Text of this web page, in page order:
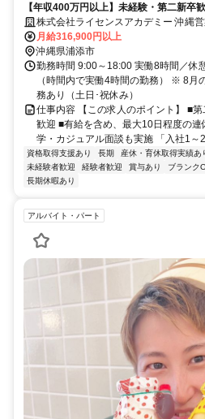
【年収400万円以上】未経験・第二新卒
へ★株式会社ライセンスアカデミー 沖縄
月給316,900円以上
沖縄県浦添市
勤務時間 9:00～18:00 実働8時間／休
（時間内で実働4時間の勤務） ※ 8月
務あり（土日･祝休み）
仕事内容 【この求人のポイント】 ■
歓迎 ■有給を含め、最大10日程度の
学・カジュアル面談も実施 「入社1～
資格取得支援あり 長期 産休・育休取得実績あ
未経験者歓迎
経験者歓迎 賞与あり ブランク
長期休暇あり
アルバイト・パート